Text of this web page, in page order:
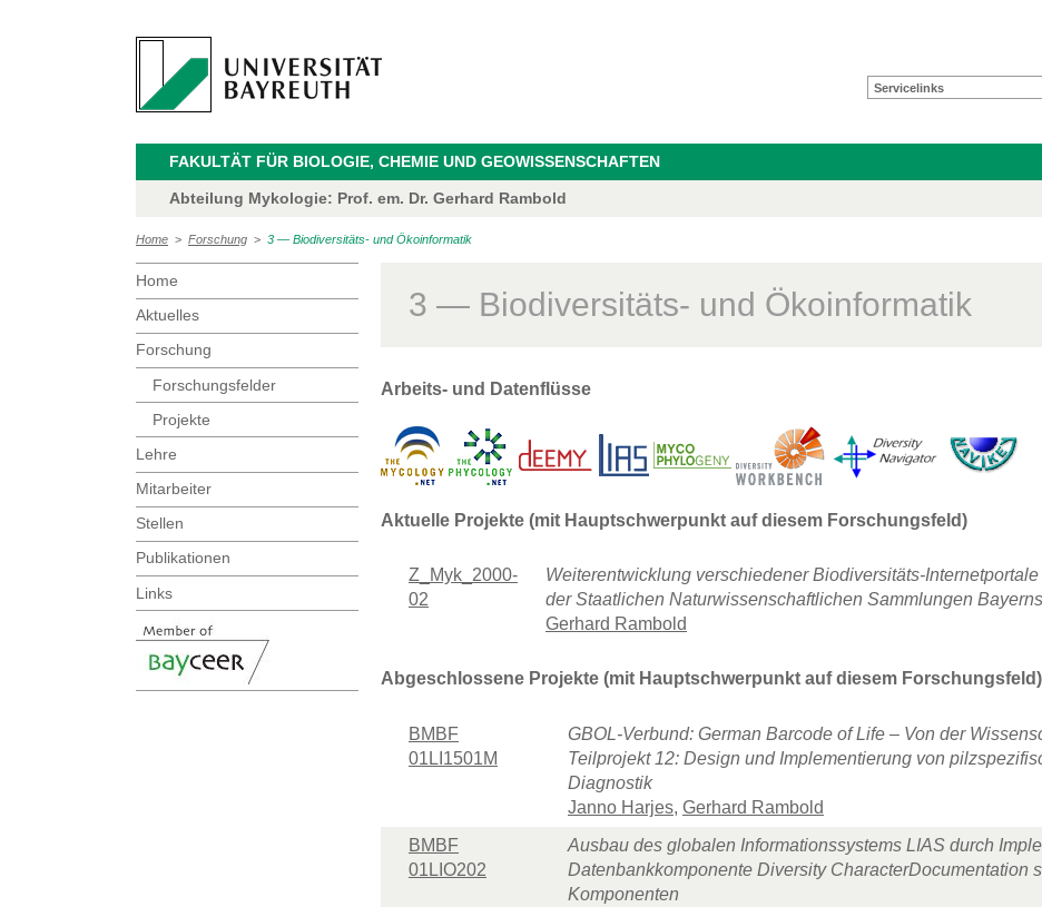
Servicelinks
FAKULTÄT FÜR BIOLOGIE, CHEMIE UND GEOWISSENSCHAFTEN
Abteilung Mykologie: Prof. em. Dr. Gerhard Rambold
Home > Forschung > 3 — Biodiversitäts- und Ökoinformatik
Home
Aktuelles
Forschung
Forschungsfelder
Projekte
Lehre
Mitarbeiter
Stellen
Publikationen
Links
3 — Biodiversitäts- und Ökoinformatik
Arbeits- und Datenflüsse
Aktuelle Projekte (mit Hauptschwerpunkt auf diesem Forschungsfeld)
Z_Myk_2000-
02
Weiterentwicklung verschiedener Biodiversitäts-
der Staatlichen Naturwissenschaftlichen Sammlungen
Gerhard Rambold
Abgeschlossene Projekte (mit Hauptschwerpunkt auf diesem Forschungsfeld)
BMBF
01LI1501M
GBOL-Verbund: German Barcode of Life – Von der
Teilprojekt 12: Design und Implementierung von
Diagnostik
Janno Harjes, Gerhard Rambold
BMBF
01LIO202
Ausbau des globalen Informationssystems LIAS durch
Datenbankkomponente Diversity CharacterDocumentation
Komponenten